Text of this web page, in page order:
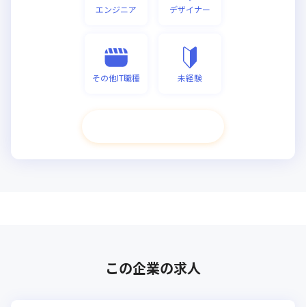
エンジニア デザイナー
その他IT職種 未経験
この企業の求人